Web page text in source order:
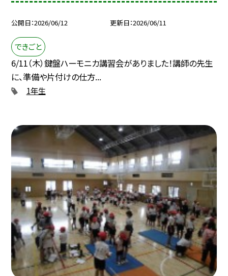
公開日 2026/06/12 更新日 2026/06/11
できごと
6/11（木）鍵盤ハーモニカ講習会がありました！講師の先生
に、準備や片付けの仕方...
1年生